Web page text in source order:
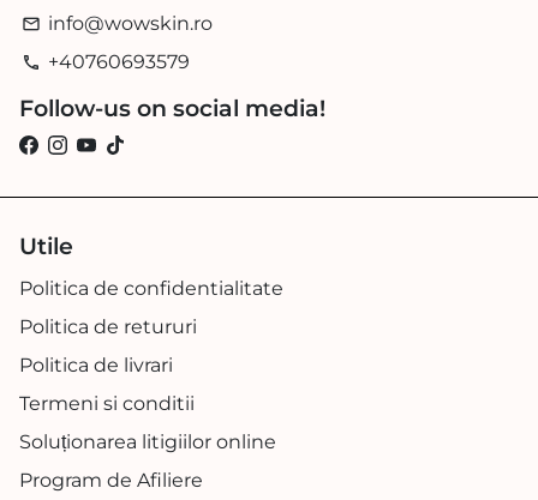
email info@wowskin.ro
phone +40760693579
Follow-us on social media!
Utile
Politica de confidentialitate
Politica de retururi
Politica de livrari
Termeni si conditii
Soluționarea litigiilor online
Program de Afiliere